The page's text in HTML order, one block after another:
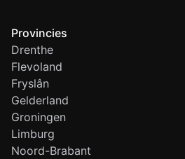
Provincies
Drenthe
Flevoland
Fryslân
Gelderland
Groningen
Limburg
Noord-Brabant